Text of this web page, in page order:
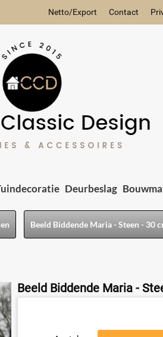
Netto/Export Contact
Deurbeslag
Beeld Biddende Maria - Steen - 30
Beeld Biddende Maria -